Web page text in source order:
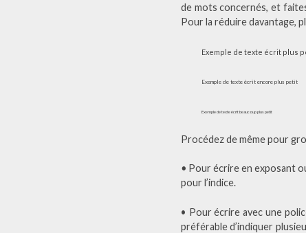
de mots concernés, et
Pour la réduire davantage,
Exemple de texte écrit plus
Exemple de texte écrit encore plus petit
Exemple de texte écrit beaucoup plus petit
Procédez de même pour
• Pour écrire en exposant
pour l’indice.
• Pour écrire avec une
préférable d’indiquer